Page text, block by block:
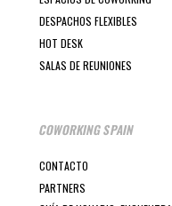
DESPACHOS FLEXIBLES
HOT DESK
SALAS DE REUNIONES
COWORKING SPAIN
CONTACTO
PARTNERS